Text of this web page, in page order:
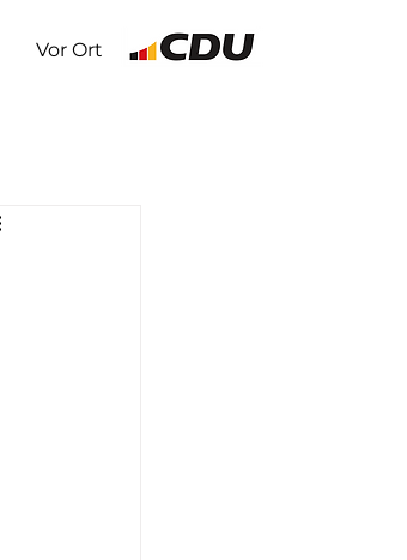
Vor Ort